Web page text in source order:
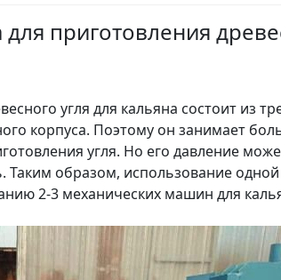
приготовления
угля для кальяна состоит из
корпуса. Поэтому он занимает
угля. Но его давление
образом, использование
2-3 механических машин для